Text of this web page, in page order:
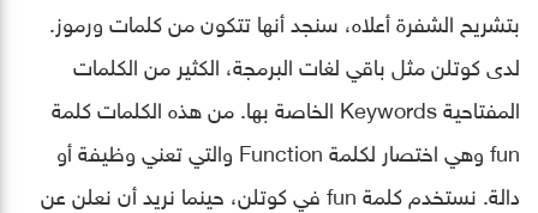
بتشريح الشفرة أعلاه، سنجد أنها تتكون من كلمات ورموز.
لدى كوتلن مثل باقي لغات البرمجة، الكثير من الكلمات
المفتاحية Keywords الخاصة بها. من هذه الكلمات كلمة
fun وهي اختصار لكلمة Function والتي تعني وظيفة أو
دالة. نستخدم كلمة fun في كوتلن، حينما نريد أن نعلن عن